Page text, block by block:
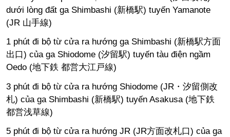
dưới lòng đất ga Shimbashi (新橋駅) tuyến Yamanote
(JR 山手線)
1 phút đi bộ từ cửa ra hướng ga Shimbashi (新橋駅方面
出口) của ga Shiodome (汐留駅) tuyến tàu điện ngầm
Oedo (地下鉄 都営大江戸線)
3 phút đi bộ từ cửa ra hướng Shiodome (JR・汐留側改
札) của ga Shimbashi (新橋駅) tuyến Asakusa (地下鉄
都営浅草線)
5 phút đi bộ từ cửa ra hướng JR (JR方面改札口) của ga